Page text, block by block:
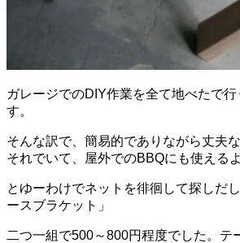
ガレージでのDIY作業を全て地べたで行
す。
そんな訳で、簡易的でありながら丈夫
それでいて、屋外でのBBQにも使える
とゆーわけでネットを徘徊して探しだ
ースブラケット」
二つ一組で500～800円程度でした。テ